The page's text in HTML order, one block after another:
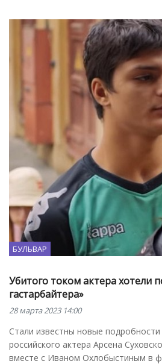
БУЛЬВАР
Убитого током актера хотели
гастарбайтера»
28 марта 2023 14:00
Стали известны новые
российского актера Арсена
вместе с Иваном Охлобыстиным в